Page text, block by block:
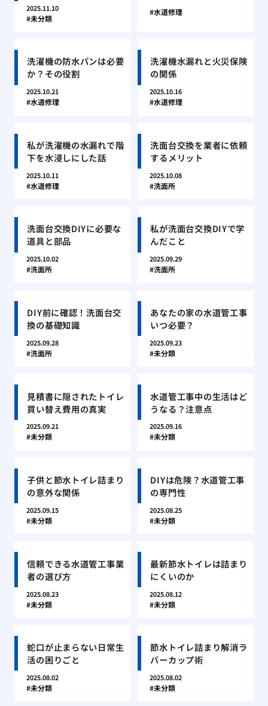
2025.11.10
未分類
水道修理
洗濯機の防水パンは必要
か？その役割
2025.10.21
水道修理
洗濯機水漏れと火災保険
の関係
2025.10.16
水道修理
私が洗濯機の水漏れで階
下を水浸しにした話
2025.10.11
水道修理
洗面台交換を業者に依頼
するメリット
2025.10.08
洗面所
洗面台交換DIYに必要な
道具と部品
2025.10.02
洗面所
私が洗面台交換DIYで学
んだこと
2025.09.29
洗面所
DIY前に確認！洗面台交
換の基礎知識
2025.09.28
洗面所
あなたの家の水道管工事
いつ必要？
2025.09.23
未分類
見積書に隠されたトイレ
買い替え費用の真実
2025.09.21
未分類
水道管工事中の生活はど
うなる？注意点
2025.09.16
未分類
子供と節水トイレ詰まり
の意外な関係
2025.09.15
未分類
DIYは危険？水道管工事
の専門性
2025.08.25
未分類
信頼できる水道管工事業
者の選び方
2025.08.23
未分類
最新節水トイレは詰まり
にくいのか
2025.08.12
未分類
蛇口が止まらない日常生
活の困りごと
2025.08.02
未分類
節水トイレ詰まり解消ラ
バーカップ術
2025.08.02
未分類